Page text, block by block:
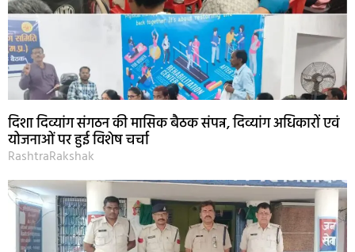
दिशा दिव्यांग संगठन की मासिक बैठक संपन्न, दिव्यांग अधिकारों एवं
योजनाओं पर हुई विशेष चर्चा
RashtraRakshak